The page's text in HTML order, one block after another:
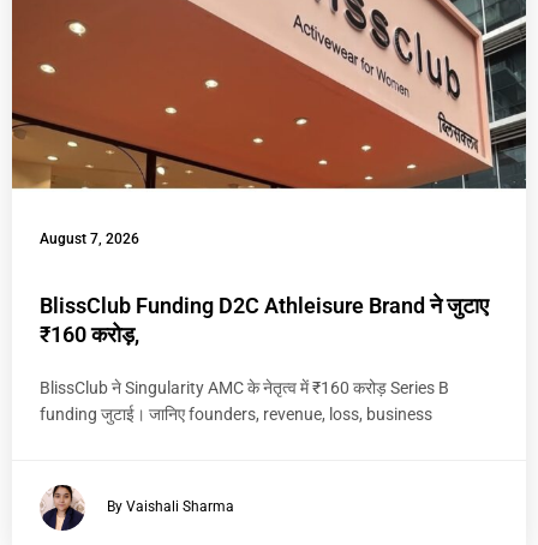
August 7, 2026
BlissClub Funding D2C Athleisure Brand ने जुटाए
₹160 करोड़,
BlissClub ने Singularity AMC के नेतृत्व में ₹160 करोड़ Series B
funding जुटाई। जानिए founders, revenue, loss, business
By Vaishali Sharma